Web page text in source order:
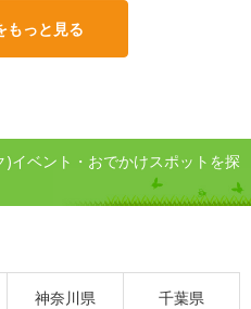
もっと見る
イベント・おでかけスポットを探
神奈川県 千葉県